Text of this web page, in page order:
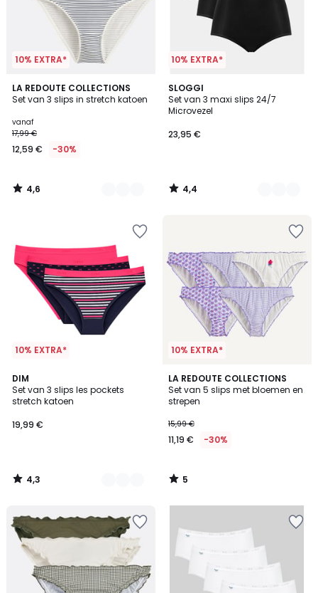
10% EXTRA*
LA REDOUTE COLLECTIONS
Set van 3 slips in stretch katoen
vanaf
17,99 €
12,59 € -30%
4,6
/ 5
2
Kleuren
4,6
/
10% EXTRA*
SLOGGI
Set van 3 maxi slips 24/7
Microvezel
23,95 €
4,4
/ 5
2
Kleuren
4,4
/
10% EXTRA*
DIM
Set van 3 slips les pockets
stretch katoen
19,99 €
4,3
/ 5
5
Kleuren
4,3
/
10% EXTRA*
LA REDOUTE COLLECTIONS
Set van 5 slips met bloemen en
strepen
15,99 €
11,19 € -30%
5
/
5
5
/